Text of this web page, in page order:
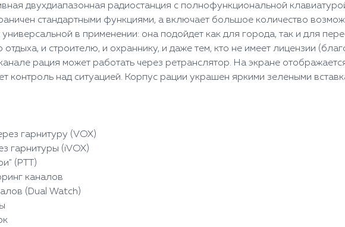
двухдиапазонная радиостанция с полнофункциональной
стандартными функциями, а включает большое количество
в применении: она подойдет как для города, так и для
и строителю, и охраннику, и даже тем, кто не имеет лицензии
рация может работать через ретранслятор. На экране
контроль над ситуацией. Корпус рации украшен яркими зелеными
гарнитуру (VOX)
гарнитуры (iVOX)
(PTT)
каналов
(Dual Watch)